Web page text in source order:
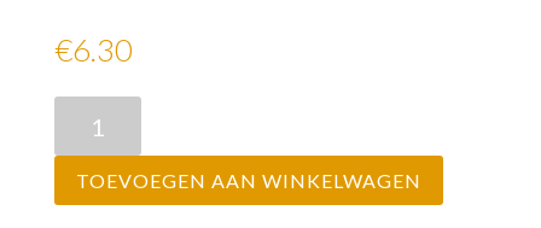
€6.30
Harten
Wit
aantal
TOEVOEGEN AAN WINKELWAGEN